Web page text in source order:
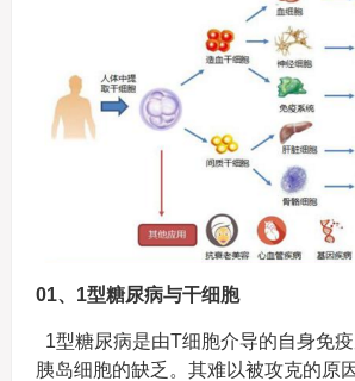
01、1型糖尿病与干细胞
1型糖尿病是由T细胞介导的自身免
胰岛细胞的缺乏。其难以被攻克的原